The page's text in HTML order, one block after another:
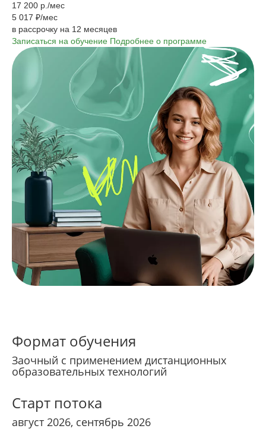
17 200 р./мес
5 017 ₽/мес
в рассрочку на 12 месяцев
Записаться на обучение Подробнее о программе
Формат обучения
Заочный с применением дистанционных
образовательных технологий
Старт потока
август 2026, сентябрь 2026